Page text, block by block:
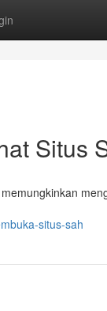
Situs
situs-sah